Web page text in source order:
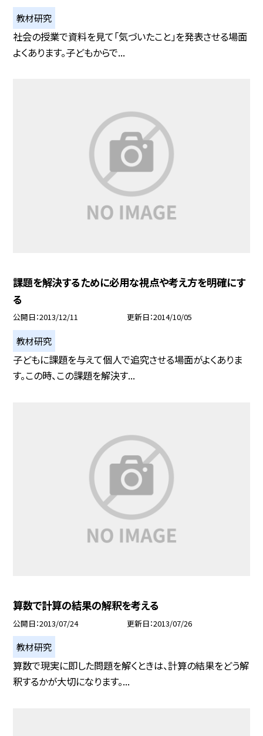
教材研究
社会の授業で資料を見て「気づいたこと」を発表させる場面
よくあります。子どもからで...
課題を解決するために必用な視点や考え方を明確にす
る
公開日 2013/12/11 更新日 2014/10/05
教材研究
子どもに課題を与えて個人で追究させる場面がよくありま
す。この時、この課題を解決す...
算数で計算の結果の解釈を考える
公開日 2013/07/24 更新日 2013/07/26
教材研究
算数で現実に即した問題を解くときは、計算の結果をどう解
釈するかが大切になります。...